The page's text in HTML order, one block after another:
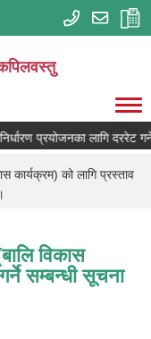
प्रयोजनका लागि दररेट
कार्यक्रम) को लागि प्रस्ताव
विकास
सम्बन्धी सूचना